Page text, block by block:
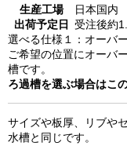
生産工場
日本国内
出荷予定日 受注後約
選べる仕様１：オーバ
ご希望の位置にオーバ
槽です。
ろ過槽を選ぶ場合はこ
サイズや板厚、リブや
水槽と同じです。